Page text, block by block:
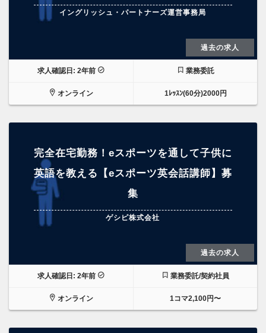
イングリッシュ・パートナーズ運営事務局
過去の求人
求人確認日: 2年前 業務委託
オンライン 1ﾚｯｽﾝ(60分)2000円
完全在宅勤務！eスポーツを通して子供に
英語を教える【eスポーツ英会話講師】募
集
ゲシピ株式会社
過去の求人
求人確認日: 2年前 業務委託/契約社員
オンライン 1コマ2,100円〜